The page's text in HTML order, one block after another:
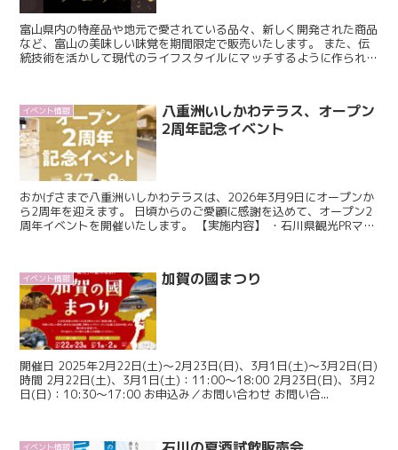
富山県内の特産品や地元で愛されている品々、新しく開発された商品
など、富山の美味しい味覚を期間限定で販売いたします。 また、伝
統技術を活かして現代のライフスタイルにマッチするように作られた
イベント情報
八重洲いしかわテラス、オープン
2周年記念イベント
おかげさまで八重洲いしかわテラスは、2026年3月9日にオープンか
ら2周年を迎えます。 日頃からのご愛顧に感謝を込めて、オープン2
周年イベントを開催いたします。 【実施内容】 ・石川県観光PRマス
イベント情報 加賀の國まつり
開催日 2025年2月22日(土)～2月23日(日)、3月1日(土)～3月2日(日)
時間 2月22日(土)、3月1日(土)：11:00～18:00 2月23日(日)、3月2
日(日)：10:30～17:00 お申込み／お問い合わせ お問い合...
イベント情報